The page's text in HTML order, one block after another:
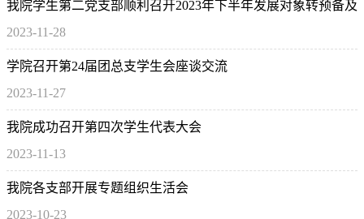
我院学生第二党支部顺利召开2023年下半年发展对象转预备及
预备党员转正支部大会
2023-11-28
学院召开第24届团总支学生会座谈交流
2023-11-27
我院成功召开第四次学生代表大会
2023-11-13
我院各支部开展专题组织生活会
2023-10-23